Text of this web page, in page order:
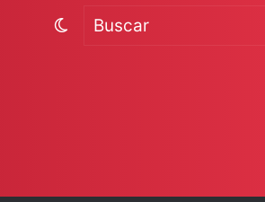
Switch